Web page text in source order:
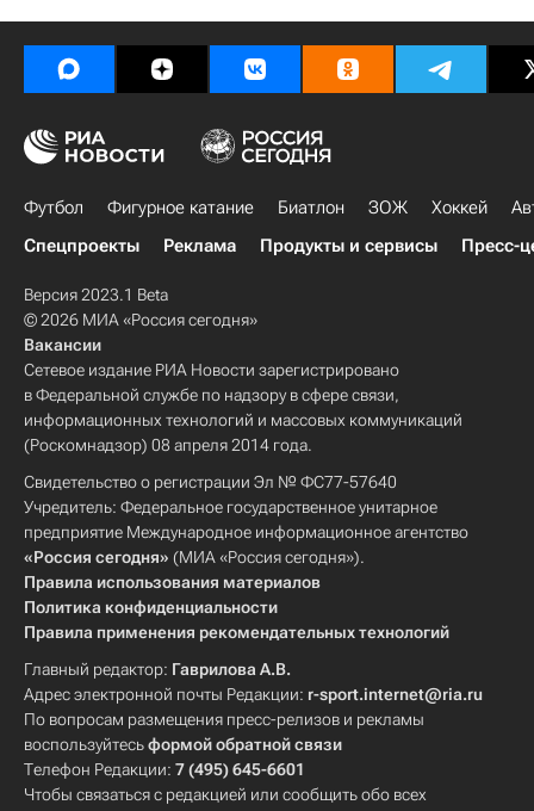
Футбол Фигурное катание Биатлон ЗОЖ Хоккей
Спецпроекты
Реклама Продукты и сервисы Пресс-
Версия 2023.1 Beta
© 2026 МИА «Россия сегодня»
Вакансии
Сетевое издание РИА Новости зарегистрировано
в Федеральной службе по надзору в сфере связи,
информационных технологий и массовых коммуникаций
(Роскомнадзор) 08 апреля 2014 года.
Свидетельство о регистрации Эл № ФС77-57640
Учредитель: Федеральное государственное унитарное
предприятие Международное информационное агентство
«Россия сегодня» (МИА «Россия сегодня»).
Правила использования материалов
Политика конфиденциальности
Правила применения рекомендательных технологий
Главный редактор: Гаврилова А.В.
Адрес электронной почты Редакции: r-sport.internet@ria.ru
По вопросам размещения пресс-релизов и рекламы
воспользуйтесьформой обратной связи
Телефон Редакции: 7 (495) 645-6601
Чтобы связаться с редакцией или сообщить обо всех